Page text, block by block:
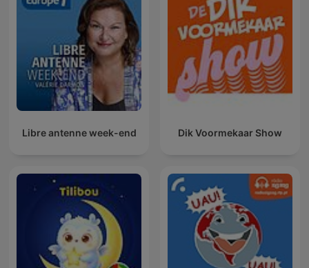
Libre antenne week-end Dik Voormekaar Show